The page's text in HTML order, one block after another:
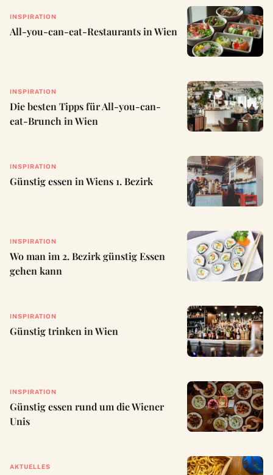
INSPIRATION
All-you-can-eat-Restaurants in Wien
INSPIRATION
Die besten Tipps für All-you-can-
eat-Brunch in Wien
INSPIRATION
Günstig essen in Wiens 1. Bezirk
INSPIRATION
Wo man im 2. Bezirk günstig Essen
gehen kann
INSPIRATION
Günstig trinken in Wien
INSPIRATION
Günstig essen rund um die Wiener
Unis
AKTUELLES